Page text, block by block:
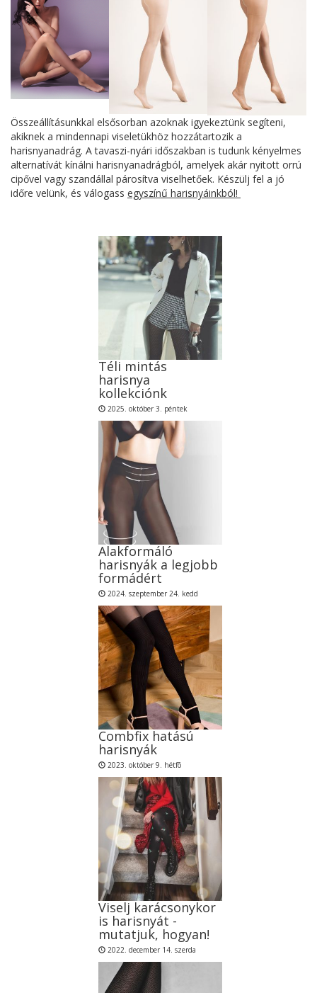
Összeállításunkkal elsősorban azoknak igyekeztünk segíteni,
akiknek a mindennapi viseletükhöz hozzátartozik a
harisnyanadrág. A tavaszi-nyári időszakban is tudunk kényelmes
alternatívát kínálni harisnyanadrágból, amelyek akár nyitott orrú
cipővel vagy szandállal párosítva viselhetőek. Készülj fel a jó
időre velünk, és válogass egyszínű harisnyáinkból!
Téli mintás
harisnya
kollekciónk
2025. október 3. péntek
Alakformáló
harisnyák a legjobb
formádért
2024. szeptember 24. kedd
Combfix hatású
harisnyák
2023. október 9. hétfõ
Viselj karácsonykor
is harisnyát -
mutatjuk, hogyan!
2022. december 14. szerda